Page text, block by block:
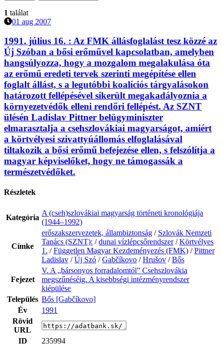
1 találat
01 aug 2007
1991. július 16. : Az FMK állásfoglalást tesz közzé az
Új Szóban a bősi erőművel kapcsolatban, amelyben
hangsúlyozza, hogy a mozgalom megalakulása óta
az erőmű eredeti tervek szerinti megépítése ellen
foglalt állást, s a legutóbbi koalíciós tárgyalásokon
határozott fellépésével sikerült megakadályoznia a
környezetvédők elleni rendőri fellépést. Az SZNT
ülésén Ladislav Pittner belügyminiszter
elmarasztalja a csehszlovákiai magyarságot, amiért
a körtvélyesi szivattyúállomás elfoglalásával
tiltakozik a bősi erőmű befejezése ellen, s felszólítja a
magyar képviselőket, hogy ne támogassák a
természetvédőket.
Részletek
Kategória
A (cseh)szlovákiai magyarság történeti kronológiája
(1944–1992)
Címke
erőszakszervezetek, állambiztonság / Szlovák Nemzeti
Tanács (SZNT): /dunai vízlépcsőrendszer/Körtvélyes
1. /Független Magyar Kezdeményezés (FMK) /Pittner
Ladislav /Új Szó /Gabčíkovo /Hrušov /Bős
Fejezet
V. A „bársonyos forradalomtól” Csehszlovákia
megszűnéséig. A kisebbségi intézményrendszer
kiépülése
Település Bős [Gabčíkovo]
Év
1991
Rövid
URL
ID
235994